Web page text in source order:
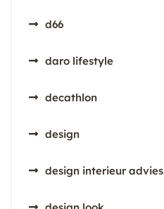
d66
daro lifestyle
decathlon
design
design interieur advies